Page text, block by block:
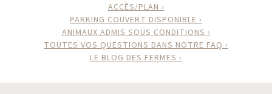
ACCÈS/PLAN ›
PARKING COUVERT DISPONIBLE ›
ANIMAUX ADMIS SOUS CONDITIONS ›
TOUTES VOS QUESTIONS DANS NOTRE FAQ ›
LE BLOG DES FERMES ›